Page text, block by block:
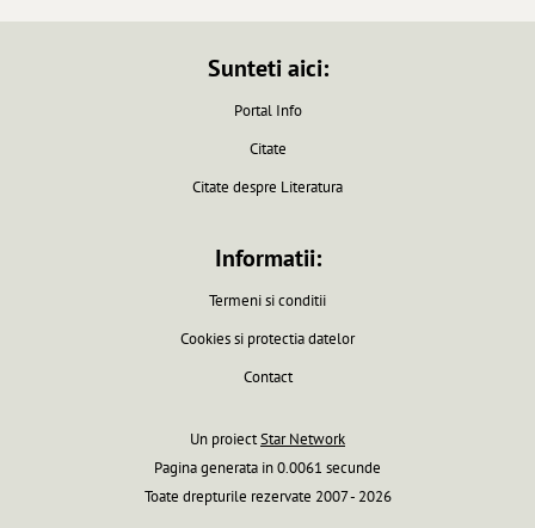
Sunteti aici:
Portal Info
Citate
Citate despre Literatura
Informatii:
Termeni si conditii
Cookies si protectia datelor
Contact
Un proiectStar Network
Pagina generata in 0.0061 secunde
Toate drepturile rezervate 2007 - 2026